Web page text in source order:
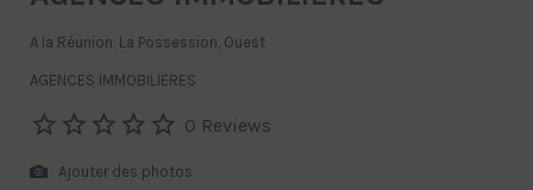
A la Réunion, La Possession, Ouest
AGENCES IMMOBILIERES
0 Reviews
Ajouter des photos